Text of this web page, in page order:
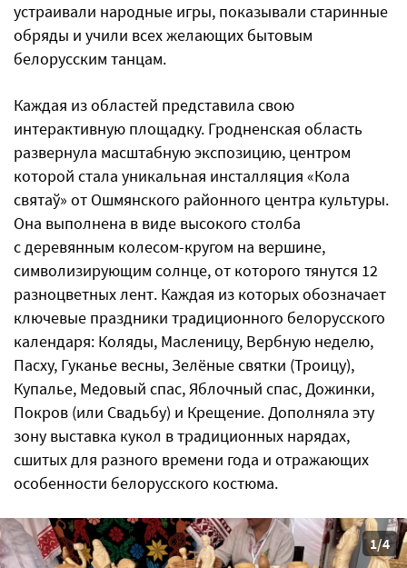
устраивали народные игры, показывали старинные
обряды и учили всех желающих бытовым
белорусским танцам.
Каждая из областей представила свою
интерактивную площадку. Гродненская область
развернула масштабную экспозицию, центром
которой стала уникальная инсталляция «Кола
святаў» от Ошмянского районного центра культуры.
Она выполнена в виде высокого столба
с деревянным колесом-кругом на вершине,
символизирующим солнце, от которого тянутся 12
разноцветных лент. Каждая из которых обозначает
ключевые праздники традиционного белорусского
календаря: Коляды, Масленицу, Вербную неделю,
Пасху, Гуканье весны, Зелёные святки (Троицу),
Купалье, Медовый спас, Яблочный спас, Дожинки,
Покров (или Свадьбу) и Крещение. Дополняла эту
зону выставка кукол в традиционных нарядах,
сшитых для разного времени года и отражающих
особенности белорусского костюма.
1/4